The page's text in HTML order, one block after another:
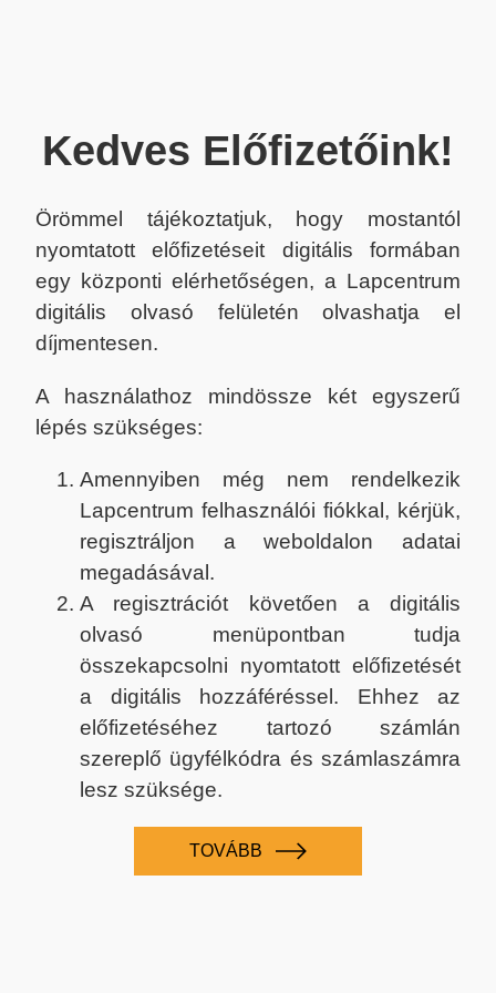
Kedves Előfizetőink!
Örömmel tájékoztatjuk, hogy mostantól
nyomtatott előfizetéseit digitális formában
egy központi elérhetőségen, a Lapcentrum
digitális olvasó felületén olvashatja el
díjmentesen.
A használathoz mindössze két egyszerű
lépés szükséges:
Amennyiben még nem rendelkezik
Lapcentrum felhasználói fiókkal, kérjük,
regisztráljon a weboldalon adatai
megadásával.
A regisztrációt követően a digitális
olvasó menüpontban tudja
összekapcsolni nyomtatott előfizetését
a digitális hozzáféréssel. Ehhez az
előfizetéséhez tartozó számlán
szereplő ügyfélkódra és számlaszámra
lesz szüksége.
TOVÁBB